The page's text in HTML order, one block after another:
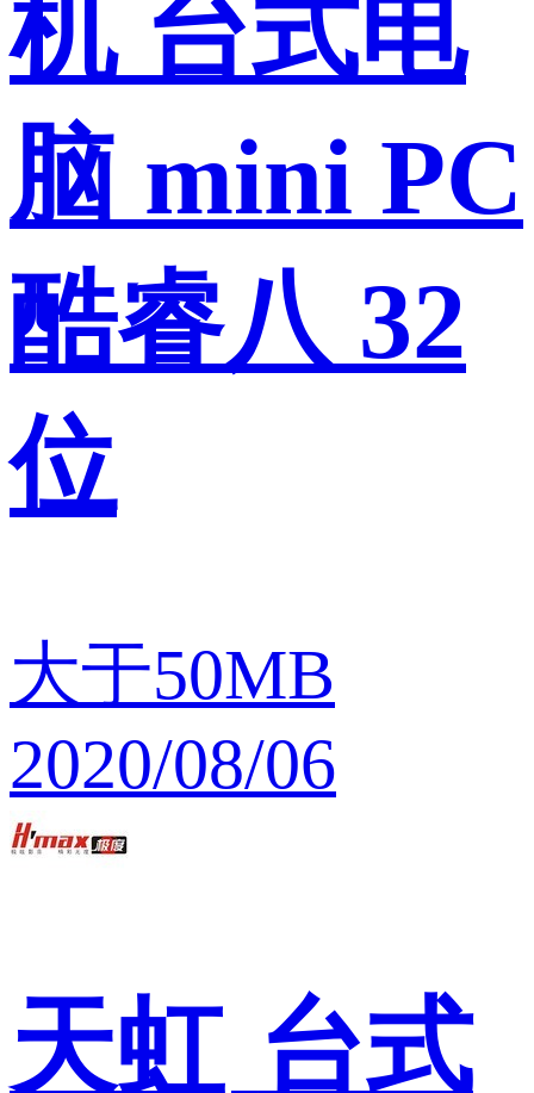
机 台式电
脑 mini PC
酷睿八 32
位
大于50MB
2020/08/06
天虹 台式